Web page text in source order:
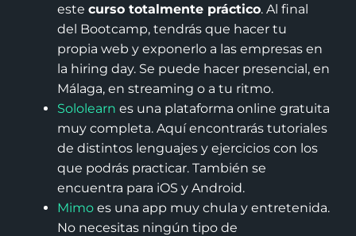
estecurso totalmente práctico. Al final
del Bootcamp, tendrás que hacer tu
propia web y exponerlo a las empresas en
la hiring day. Se puede hacer presencial, en
Málaga, en streaming o a tu ritmo.
Sololearn es una plataforma online gratuita
muy completa. Aquí encontrarás tutoriales
de distintos lenguajes y ejercicios con los
que podrás practicar. También se
encuentra para iOS y Android.
Mimo es una app muy chula y entretenida.
No necesitas ningún tipo de